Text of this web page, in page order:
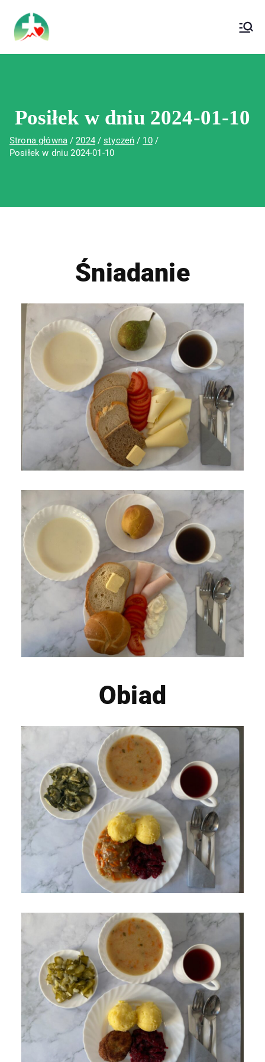
Wojewódzki Szpital Specjalistyczny im.
Św. Rafała w Czerwonej Górze
Posiłek w dniu 2024-01-10
Strona główna 2024 styczeń
10
Posiłek w dniu 2024-01-10
Śniadanie
Obiad